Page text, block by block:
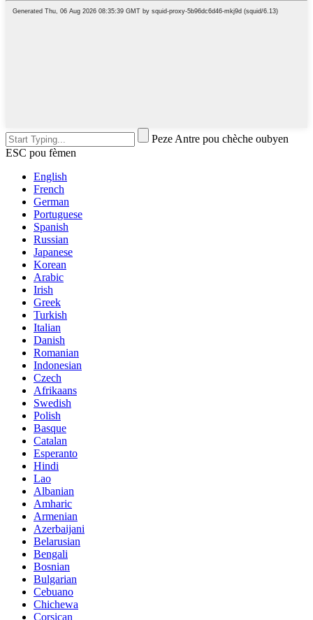
Peze Antre pou chèche oubyen
ESC pou fèmen
English
French
German
Portuguese
Spanish
Russian
Japanese
Korean
Arabic
Irish
Greek
Turkish
Italian
Danish
Romanian
Indonesian
Czech
Afrikaans
Swedish
Polish
Basque
Catalan
Esperanto
Hindi
Lao
Albanian
Amharic
Armenian
Azerbaijani
Belarusian
Bengali
Bosnian
Bulgarian
Cebuano
Chichewa
Corsican